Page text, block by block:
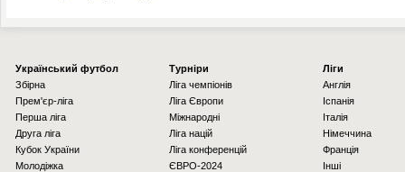
Українcький футбол
Збірна
Прем'єр-ліга
Перша ліга
Друга ліга
Кубок України
Молодіжка
Турніри
Ліга чемпіонів
Ліга Європи
Міжнародні
Ліга націй
Ліга конференцій
ЄВРО-2024
Ліги
Англія
Іспанія
Італія
Німеччина
Франція
Інші